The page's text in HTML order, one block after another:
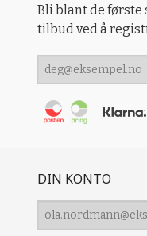
Bli blant de første
tilbud ved å
DIN KONTO